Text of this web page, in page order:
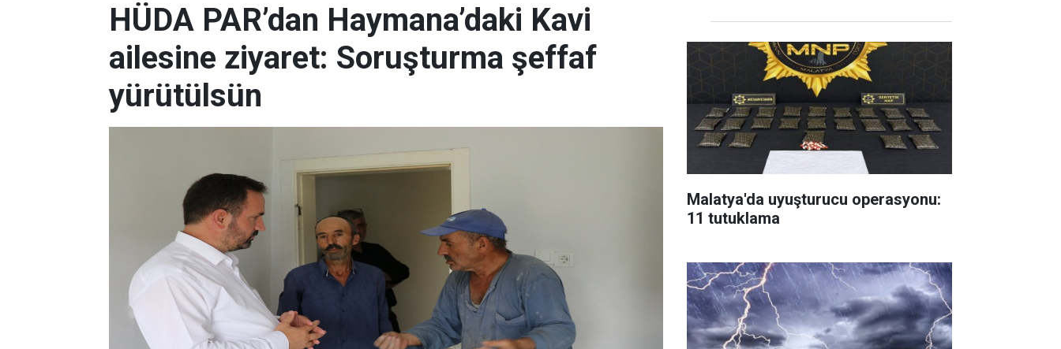
HÜDA PAR’dan Haymana’daki Kavi
ailesine ziyaret: Soruşturma şeffaf
yürütülsün
Malatya'da uyuşturucu operasyonu:
11 tutuklama